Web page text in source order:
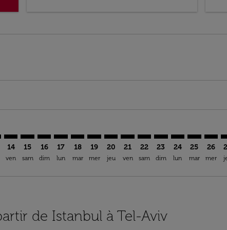
14
ven
15
sam
16
dim
17
lun
18
mar
19
mer
IST–TLV: cmp-view-offers-
20
jeu
IST–TLV: cmp-view-offers-
21
ven
IST–TLV: cmp-view-
22
sam
IST–TLV: cmp-
23
dim
IST–TLV:
24
lun
25
mar
26
mer
de Istanbul à Tel-Aviv